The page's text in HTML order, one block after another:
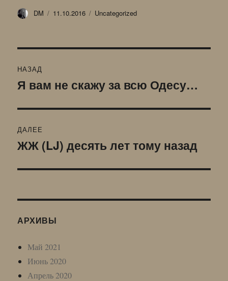
Автор
DM Опубликовано
11.10.2016 Рубрики
Uncategorized
по
НАЗАД
Предыдущая
Я вам не скажу за всю Одесу…
ДАЛЕЕ
Следующая
ЖЖ (LJ) десять лет тому назад
АРХИВЫ
Май 2021
Июнь 2020
Апрель 2020